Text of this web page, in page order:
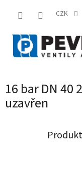
CZK
16 bar DN 40
uzavřen